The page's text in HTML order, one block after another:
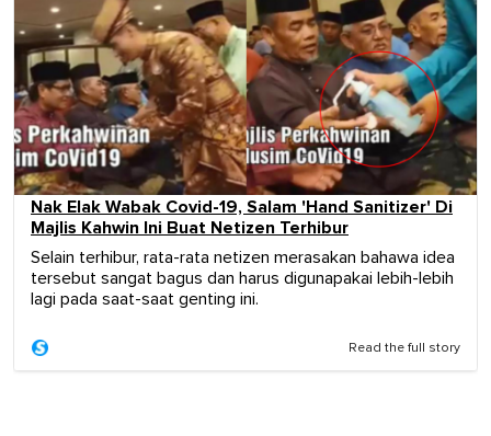
Nak Elak Wabak Covid-19, Salam 'Hand Sanitizer' Di
Majlis Kahwin Ini Buat Netizen Terhibur
Selain terhibur, rata-rata netizen merasakan bahawa idea
tersebut sangat bagus dan harus digunapakai lebih-lebih
lagi pada saat-saat genting ini.
Read the full story